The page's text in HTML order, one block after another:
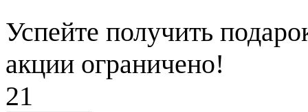
Успейте получить
акции ограничено!
21